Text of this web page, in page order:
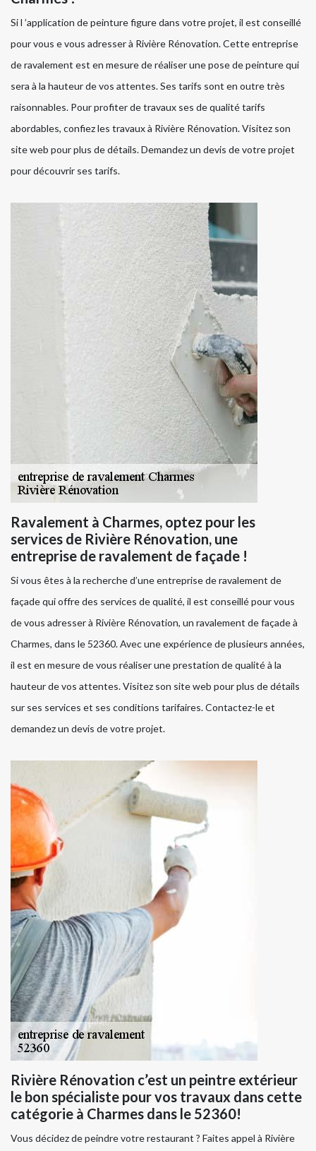
Si l ’application de peinture figure dans votre projet, il est conseillé
pour vous e vous adresser à Rivière Rénovation. Cette entreprise
de ravalement est en mesure de réaliser une pose de peinture qui
sera à la hauteur de vos attentes. Ses tarifs sont en outre très
raisonnables. Pour profiter de travaux ses de qualité tarifs
abordables, confiez les travaux à Rivière Rénovation. Visitez son
site web pour plus de détails. Demandez un devis de votre projet
pour découvrir ses tarifs.
Ravalement à Charmes, optez pour les
services de Rivière Rénovation, une
entreprise de ravalement de façade !
Si vous êtes à la recherche d’une entreprise de ravalement de
façade qui offre des services de qualité, il est conseillé pour vous
de vous adresser à Rivière Rénovation, un ravalement de façade à
Charmes, dans le 52360. Avec une expérience de plusieurs années,
il est en mesure de vous réaliser une prestation de qualité à la
hauteur de vos attentes. Visitez son site web pour plus de détails
sur ses services et ses conditions tarifaires. Contactez-le et
demandez un devis de votre projet.
Rivière Rénovation c’est un peintre extérieur
le bon spécialiste pour vos travaux dans cette
catégorie à Charmes dans le 52360!
Vous décidez de peindre votre restaurant ? Faites appel à Rivière